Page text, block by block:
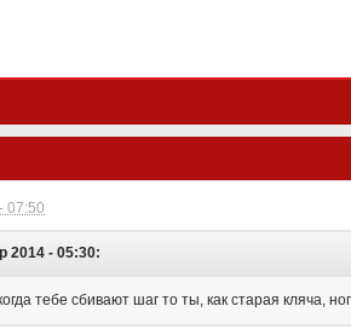
07:50
2014 - 05:30:
тебе сбивают шаг то ты, как старая кляча,